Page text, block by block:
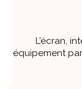
L’écran,
équipement